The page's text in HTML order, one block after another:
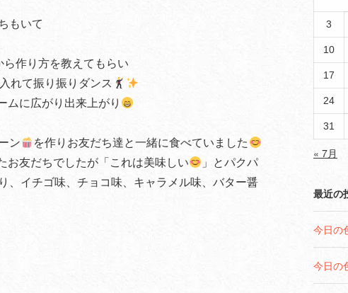
もいて
作り方を教えてもらい
れて振り振りダンス
ムに広がり出来上がり
ン
を作りお友だち達と一緒に食べていました
お友だちでしたが「これは美味しい
」とパクパ
、イチゴ味、チョコ味、キャラメル味、バター醤
3
10
17
24
31
« 7月
最近の
今日の
今日の